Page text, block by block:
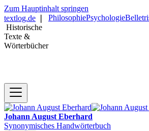
Zum Hauptinhalt springen
textlog.de
Historische
Texte &
Wörterbücher
PhilosophiePsychologie
Johann August Eberhard
Synonymisches Handwörterbuch